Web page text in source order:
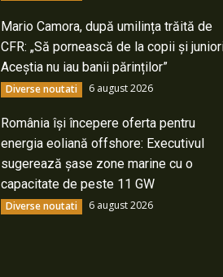
Mario Camora, după umilința trăită de
CFR: „Să pornească de la copii și
Aceștia nu iau banii părinților”
Diverse noutati 6 august 2026
România își începere oferta pentru
energia eoliană offshore: Executivul
sugerează șase zone marine cu o
capacitate de peste 11 GW
Diverse noutati 6 august 2026